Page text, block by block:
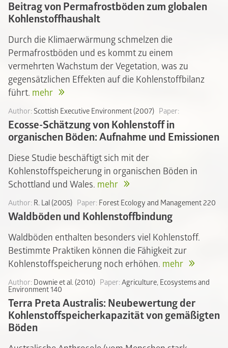
Beitrag von Permafrostböden zum globalen
Kohlenstoffhaushalt
Durch die Klimaerwärmung schmelzen die
Permafrostböden und es kommt zu einem
vermehrten Wachstum der Vegetation, was zu
gegensätzlichen Effekten auf die Kohlenstoffbilanz
führt. mehr
Author: Scottish Executive Environment (2007) Paper:
Ecosse-Schätzung von Kohlenstoff in
organischen Böden: Aufnahme und Emissionen
Diese Studie beschäftigt sich mit der
Kohlenstoffspeicherung in organischen Böden in
Schottland und Wales. mehr
Author: R. Lal (2005) Paper: Forest Ecology and Management 220
Waldböden und Kohlenstoffbindung
Waldböden enthalten besonders viel Kohlenstoff.
Bestimmte Praktiken können die Fähigkeit zur
Kohlenstoffspeicherung noch erhöhen. mehr
Author: Downie et al. (2010) Paper:Agriculture, Ecosystems and
Environment 140
Terra Preta Australis: Neubewertung der
Kohlenstoffspeicherkapazität von gemäßigten
Böden